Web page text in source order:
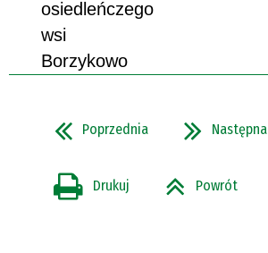
osiedleńczego
wsi
Borzykowo
Poprzednia Następna
Drukuj Powrót